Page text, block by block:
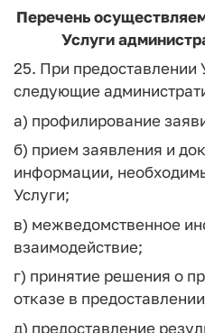
Перечень
Услуги
25. При предоставлении
следующие
а) профилирование
б) прием заявления и
информации,
Услуги;
в) межведомственное
взаимодействие;
г) принятие решения о
отказе в
д) предоставление